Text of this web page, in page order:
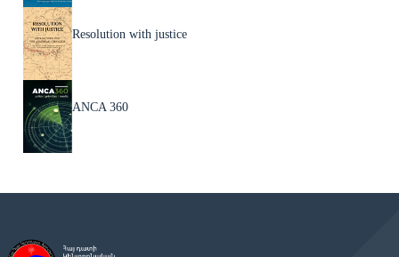
Resolution with justice
ANCA 360